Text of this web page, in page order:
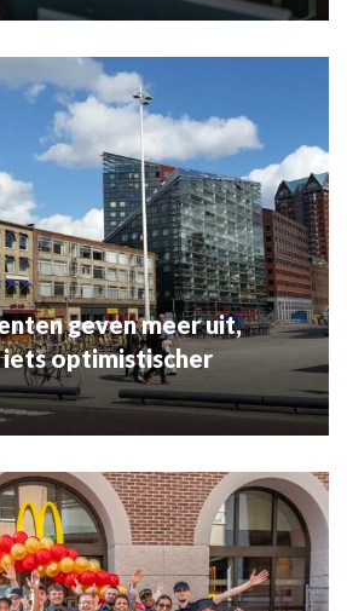
geven meer uit,
optimistischer